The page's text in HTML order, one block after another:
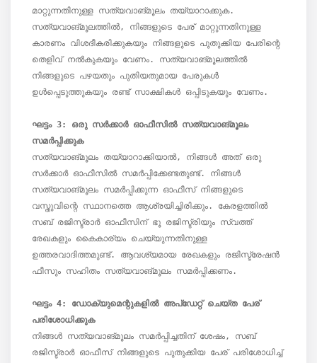
മാറ്റുന്നതിനുള്ള സത്യവാങ്മൂലം തയ്യാറാക്കുക.
സത്യവാങ്മൂലത്തിൽ, നിങ്ങളുടെ പേര് മാറ്റുന്നതിനുള്ള
കാരണം വിശദീകരിക്കുകയും നിങ്ങളുടെ പുതുക്കിയ പേരിന്റെ
തെളിവ് നൽകുകയും വേണം. സത്യവാങ്മൂലത്തിൽ
നിങ്ങളുടെ പഴയതും പുതിയതുമായ പേരുകൾ
ഉൾപ്പെടുത്തുകയും രണ്ട് സാക്ഷികൾ ഒപ്പിടുകയും വേണം.
ഘട്ടം 3: ഒരു സർക്കാർ ഓഫീസിൽ സത്യവാങ്മൂലം
സത്യവാങ്മൂലം തയ്യാറാക്കിയാൽ, നിങ്ങൾ അത് ഒരു
സർക്കാർ ഓഫീസിൽ സമർപ്പിക്കേണ്ടതുണ്ട്. നിങ്ങൾ
സത്യവാങ്മൂലം സമർപ്പിക്കുന്ന ഓഫീസ് നിങ്ങളുടെ
വസ്തുവിന്റെ സ്ഥാനത്തെ ആശ്രയിച്ചിരിക്കും. കേരളത്തിൽ
സബ് രജിസ്ട്രാർ ഓഫീസിന് ഭൂ രജിസ്ട്രിയും സ്വത്ത്
രേഖകളും കൈകാര്യം ചെയ്യുന്നതിനുള്ള
ഉത്തരവാദിത്തമുണ്ട്. ആവശ്യമായ രേഖകളും രജിസ്ട്രേഷൻ
ഫീസും സഹിതം സത്യവാങ്മൂലം സമർപ്പിക്കണം.
ഘട്ടം 4: ഡോക്യുമെന്റുകളിൽ അപ്ഡേറ്റ് ചെയ്ത പേര്
നിങ്ങൾ സത്യവാങ്മൂലം സമർപ്പിച്ചതിന് ശേഷം, സബ്
രജിസ്ട്രാർ ഓഫീസ് നിങ്ങളുടെ പുതുക്കിയ പേര് പരിശോധിച്ച്